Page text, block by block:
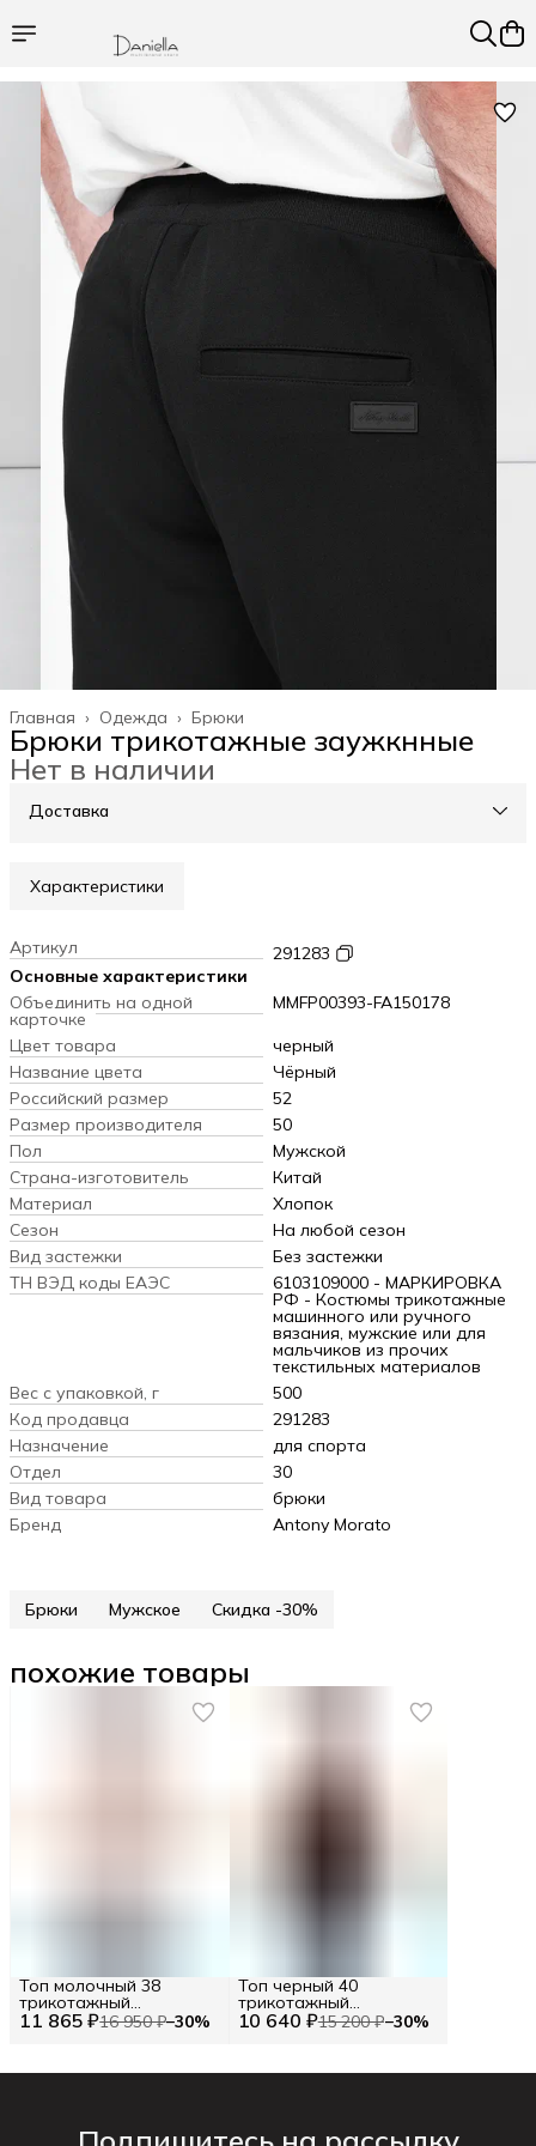
Брюки
Одежда ›
Главная ›
Брюки трикотажные заужкнные
Нет в наличии
Доставка
Характеристики
Артикул
291283
Основные характеристики
Объединить на одной
карточке
MMFP00393-FA150178
Цвет товара
черный
Название цвета
Чёрный
Российский размер
52
Размер производителя
50
Пол
Мужской
Страна-изготовитель
Китай
Материал
Хлопок
Сезон
На любой сезон
Вид застежки
Без застежки
ТН ВЭД коды ЕАЭС
6103109000 - МАРКИРОВКА
РФ - Костюмы трикотажные
машинного или ручного
вязания, мужские или для
мальчиков из прочих
текстильных материалов
Вес с упаковкой, г
500
Код продавца
291283
Назначение
для спорта
Отдел
30
Вид товара
брюки
Бренд
Antony Morato
Брюки Мужское Скидка -30%
похожие товары
11 865 ₽16 950 ₽−30%
Топ молочный 38
трикотажный
ассиметричный 10 640 ₽15 200 ₽−30%
Топ черный 40
трикотажный
ассиметричный